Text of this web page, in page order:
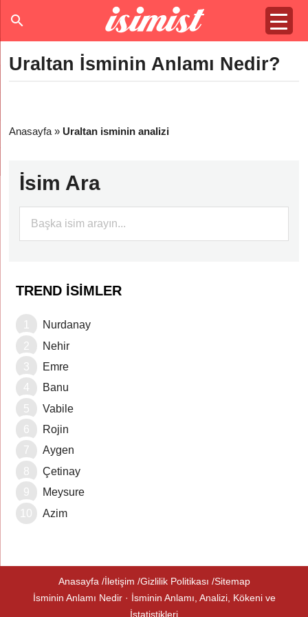
Uraltan İsminin Anlamı Nedir?
Anasayfa » Uraltan isminin analizi
İsim Ara
TREND İSIMLER
Nurdanay
Nehir
Emre
Banu
Vabile
Rojin
Aygen
Çetinay
Meysure
Azim
Anasayfa İletişim Gizlilik Politikası Sitemap
İsminin Anlamı Nedir · İsminin Anlamı, Analizi, Kökeni ve
İstatistikleri